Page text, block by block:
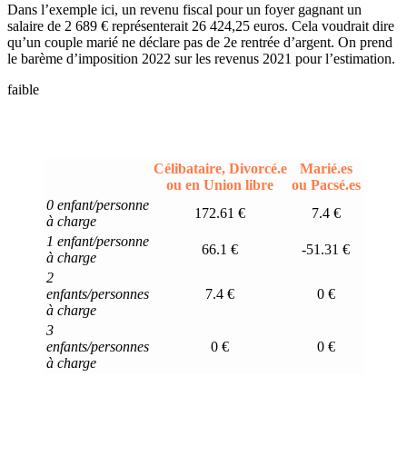
Dans l’exemple ici, un revenu fiscal pour un foyer gagnant un
salaire de 2 689 € représenterait 26 424,25 euros. Cela voudrait dire
qu’un couple marié ne déclare pas de 2e rentrée d’argent. On prend
le barème d’imposition 2022 sur les revenus 2021 pour l’estimation.
faible
Célibataire, Divorcé.e
ou en Union libre
Marié.es
ou Pacsé.es
0 enfant/personne
à charge
172.61 €
7.4 €
1 enfant/personne
à charge
66.1 €
-51.31 €
2
enfants/personnes
à charge
7.4 € 0 €
3
enfants/personnes
à charge
0 € 0 €